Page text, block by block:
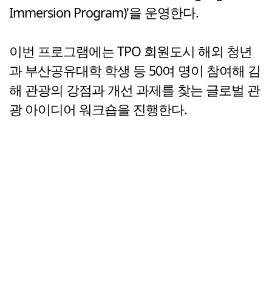
Immersion Program)'을 운영한다.
이번 프로그램에는 TPO 회원도시 해외 청년
과 부산공유대학 학생 등 50여 명이 참여해 김
해 관광의 강점과 개선 과제를 찾는 글로벌 관
광 아이디어 워크숍을 진행한다.